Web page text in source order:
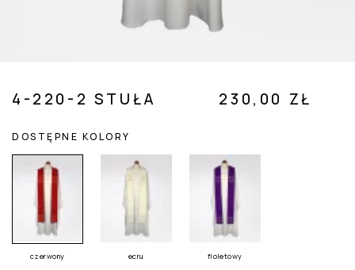
4-220-2 STUŁA 230,00 ZŁ
DOSTĘPNE KOLORY
czerwony ecru fioletowy